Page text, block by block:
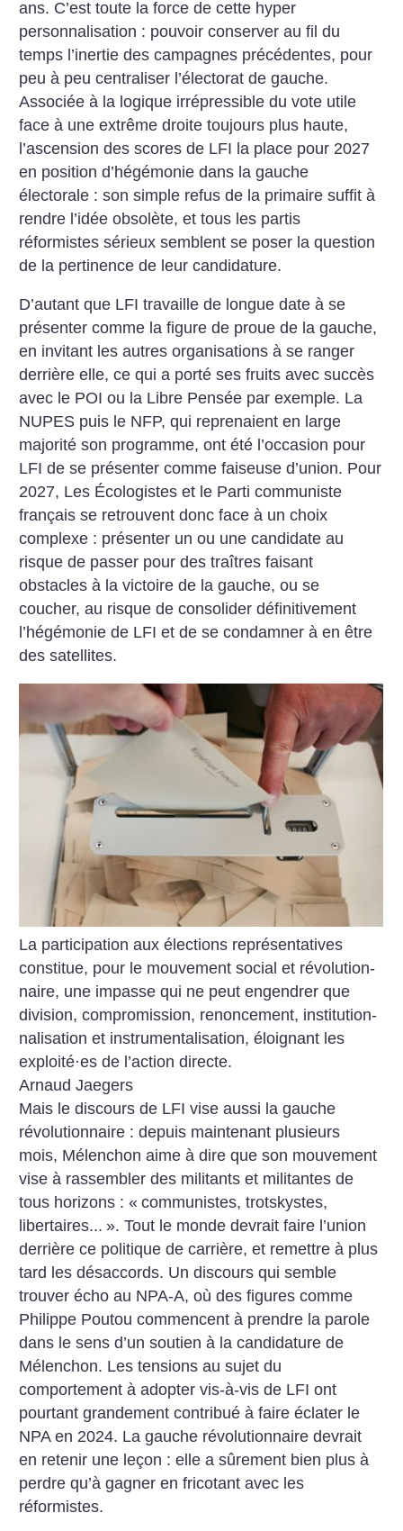
ans. C’est ­toute la force de cette hyper
personnalisation : pouvoir conserver au fil du
temps l’inertie des campagnes précédentes, pour
peu à peu centraliser l’électorat de gauche.
Associée à la logique irrépressible du vote utile
face à une extrême droite toujours plus ­haute,
l’ascension des scores de LFI la place pour 2027
en position d’hégémonie dans la gauche
électorale : son simple refus de la primaire suffit à
rendre l’idée obsolète, et tous les partis
réformistes sérieux semblent se poser la question
de la pertinence de leur candidature.
D’autant que LFI travaille de longue date à se
présenter comme la figure de proue de la gauche,
en invitant les autres organisations à se ranger
derrière elle, ce qui a porté ses fruits avec succès
avec le POI ou la Libre Pensée par exemple. La
NUPES puis le NFP, qui reprenaient en large
majorité son programme, ont été l’occasion pour
LFI de se présenter comme faiseuse d’union. Pour
2027, Les Écologistes et le Parti communiste
français se retrouvent donc face à un choix
complexe : présenter un ou une candidate au
risque de passer pour des traîtres faisant
obstacles à la victoire de la gauche, ou se
coucher, au risque de consolider définitivement
l’hégémonie de LFI et de se condamner à en être
des satellites.
La participation aux élections représentatives
constitue, pour le mouvement social et révolution­
naire, une impasse qui ne peut engendrer que
division, compromission, renoncement, institution­
nalisation et instrumentalisation, éloignant les
exploité·es de l’action directe.
Arnaud Jaegers
Mais le discours de LFI vise ­aussi la gauche
révolutionnaire : depuis maintenant plusieurs
mois, Mélenchon aime à dire que son mouvement
vise à rassembler des militants et militantes de
tous horizons : « communistes, trotskystes,
libertaires... ». Tout le monde devrait faire l’union
derrière ce politique de carrière, et remettre à plus
tard les désaccords. Un discours qui semble
trouver écho au NPA-A, où des figures comme
Philippe Poutou commencent à prendre la parole
dans le sens d’un soutien à la candidature de
Mélenchon. Les tensions au sujet du
comportement à adopter vis-à-vis de LFI ont
pourtant grandement contribué à faire éclater le
NPA en 2024. La gauche révolutionnaire devrait
en retenir une leçon : elle a sûrement bien plus à
perdre qu’à gagner en fricotant avec les
réformistes.